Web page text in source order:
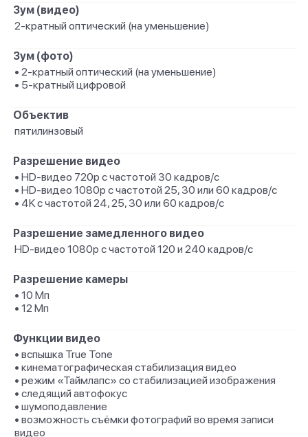
Зум (видео)
2-кратный оптический (на уменьшение)
Зум (фото)
• 2-кратный оптический (на уменьшение)
• 5-кратный цифровой
Объектив
пятилинзовый
Разрешение видео
• HD-видео 720p с частотой 30 кадров/ с
• HD-видео 1080p с частотой 25, 30 или 60 кадров/ с
• 4K с частотой 24, 25, 30 или 60 кадров/ с
Разрешение замедленного видео
HD-видео 1080р с частотой 120 и 240 кадров/ с
Разрешение камеры
• 10 Мп
• 12 Мп
Функции видео
• вспышка True Tone
• кинематографическая стабилизация видео
• режим «Таймлапс» со стабили­зацией изображения
• следящий автофокус
• шумоподавление
• возможность съёмки фотографий во время записи
видео